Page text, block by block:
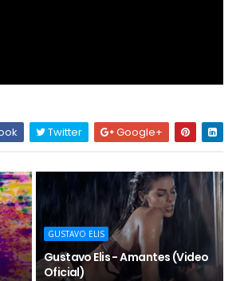
Twitter Google+
GUSTAVO ELIS
Gustavo Elis - Amantes (Video
Oficial)